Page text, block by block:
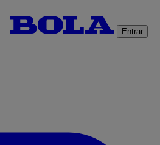
Entrar